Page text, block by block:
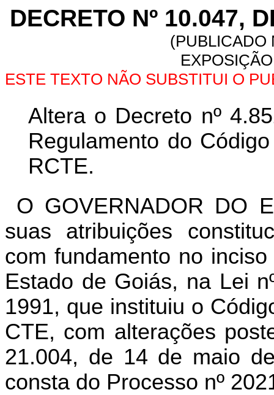
DECRETO Nº 10.047,
(PUBLICADO
ESTE TEXTO NÃO SUBSTITUI O
Altera o Decreto nº
Regulamento do
RCTE.
O GOVERNADOR DO
suas atribuições
com fundamento no
Estado de Goiás, na Lei
1991, que instituiu o
CTE, com alterações
21.004, de 14 de maio
consta do Processo nº